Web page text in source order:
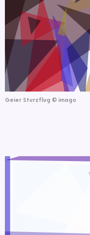
Geier Sturzflug © imago